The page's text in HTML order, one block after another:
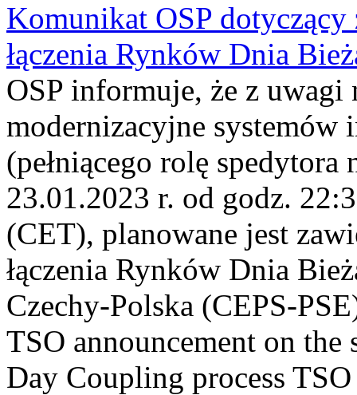
Komunikat OSP dotyczący
łączenia Rynków Dnia
OSP informuje, że z uwagi
modernizacyjne
(pełniącego rolę
23.01.2023 r. od godz.
(CET), planowane jest
łączenia Rynków Dnia
Czechy-Polska (CEPS-
TSO announcement on
Day Coupling process